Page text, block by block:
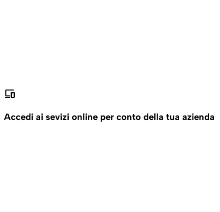
devices
Accedi ai sevizi online per conto della tua azienda